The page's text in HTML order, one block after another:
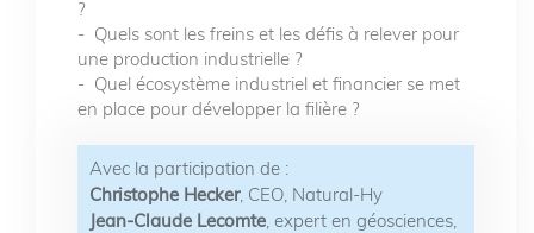
?
- Quels sont les freins et les défis à relever pour
une production industrielle ?
- Quel écosystème industriel et financier se met
en place pour développer la filière ?
Avec la participation de :
Christophe Hecker, CEO, Natural-Hy
Jean-Claude Lecomte, expert en géosciences,